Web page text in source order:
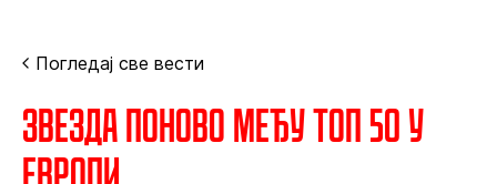
Погледај све вести
Звезда поново међу топ 50 у